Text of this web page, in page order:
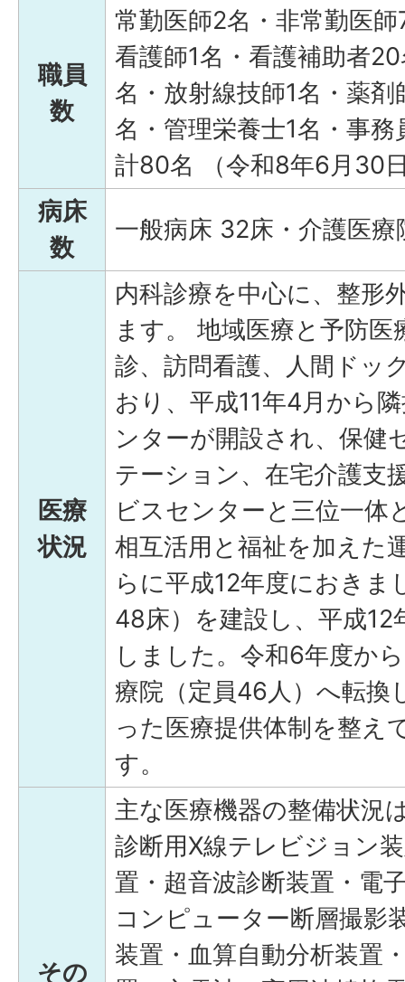
職員
数
常勤医師2名・非常勤医
看護師1名・看護補助者
名・放射線技師1名・薬
名・管理栄養士1名・事
計80名 （令和8年6月30
病床
数
一般病床 32床・介護医
医療
状況
内科診療を中心に、整形
ます。 地域医療と予防
診、訪問看護、人間ドッ
おり、平成11年4月から
ンターが開設され、保健
テーション、在宅介護支
ビスセンターと三位一体
相互活用と福祉を加えた
らに平成12年度におきま
48床）を建設し、平成12
しました。令和6年度か
療院（定員46人）へ転換
った医療提供体制を整え
す。
その
主な医療機器の整備状況
診断用X線テレビジョン
置・超音波診断装置・電
コンピューター断層撮影
装置・血算自動分析装置